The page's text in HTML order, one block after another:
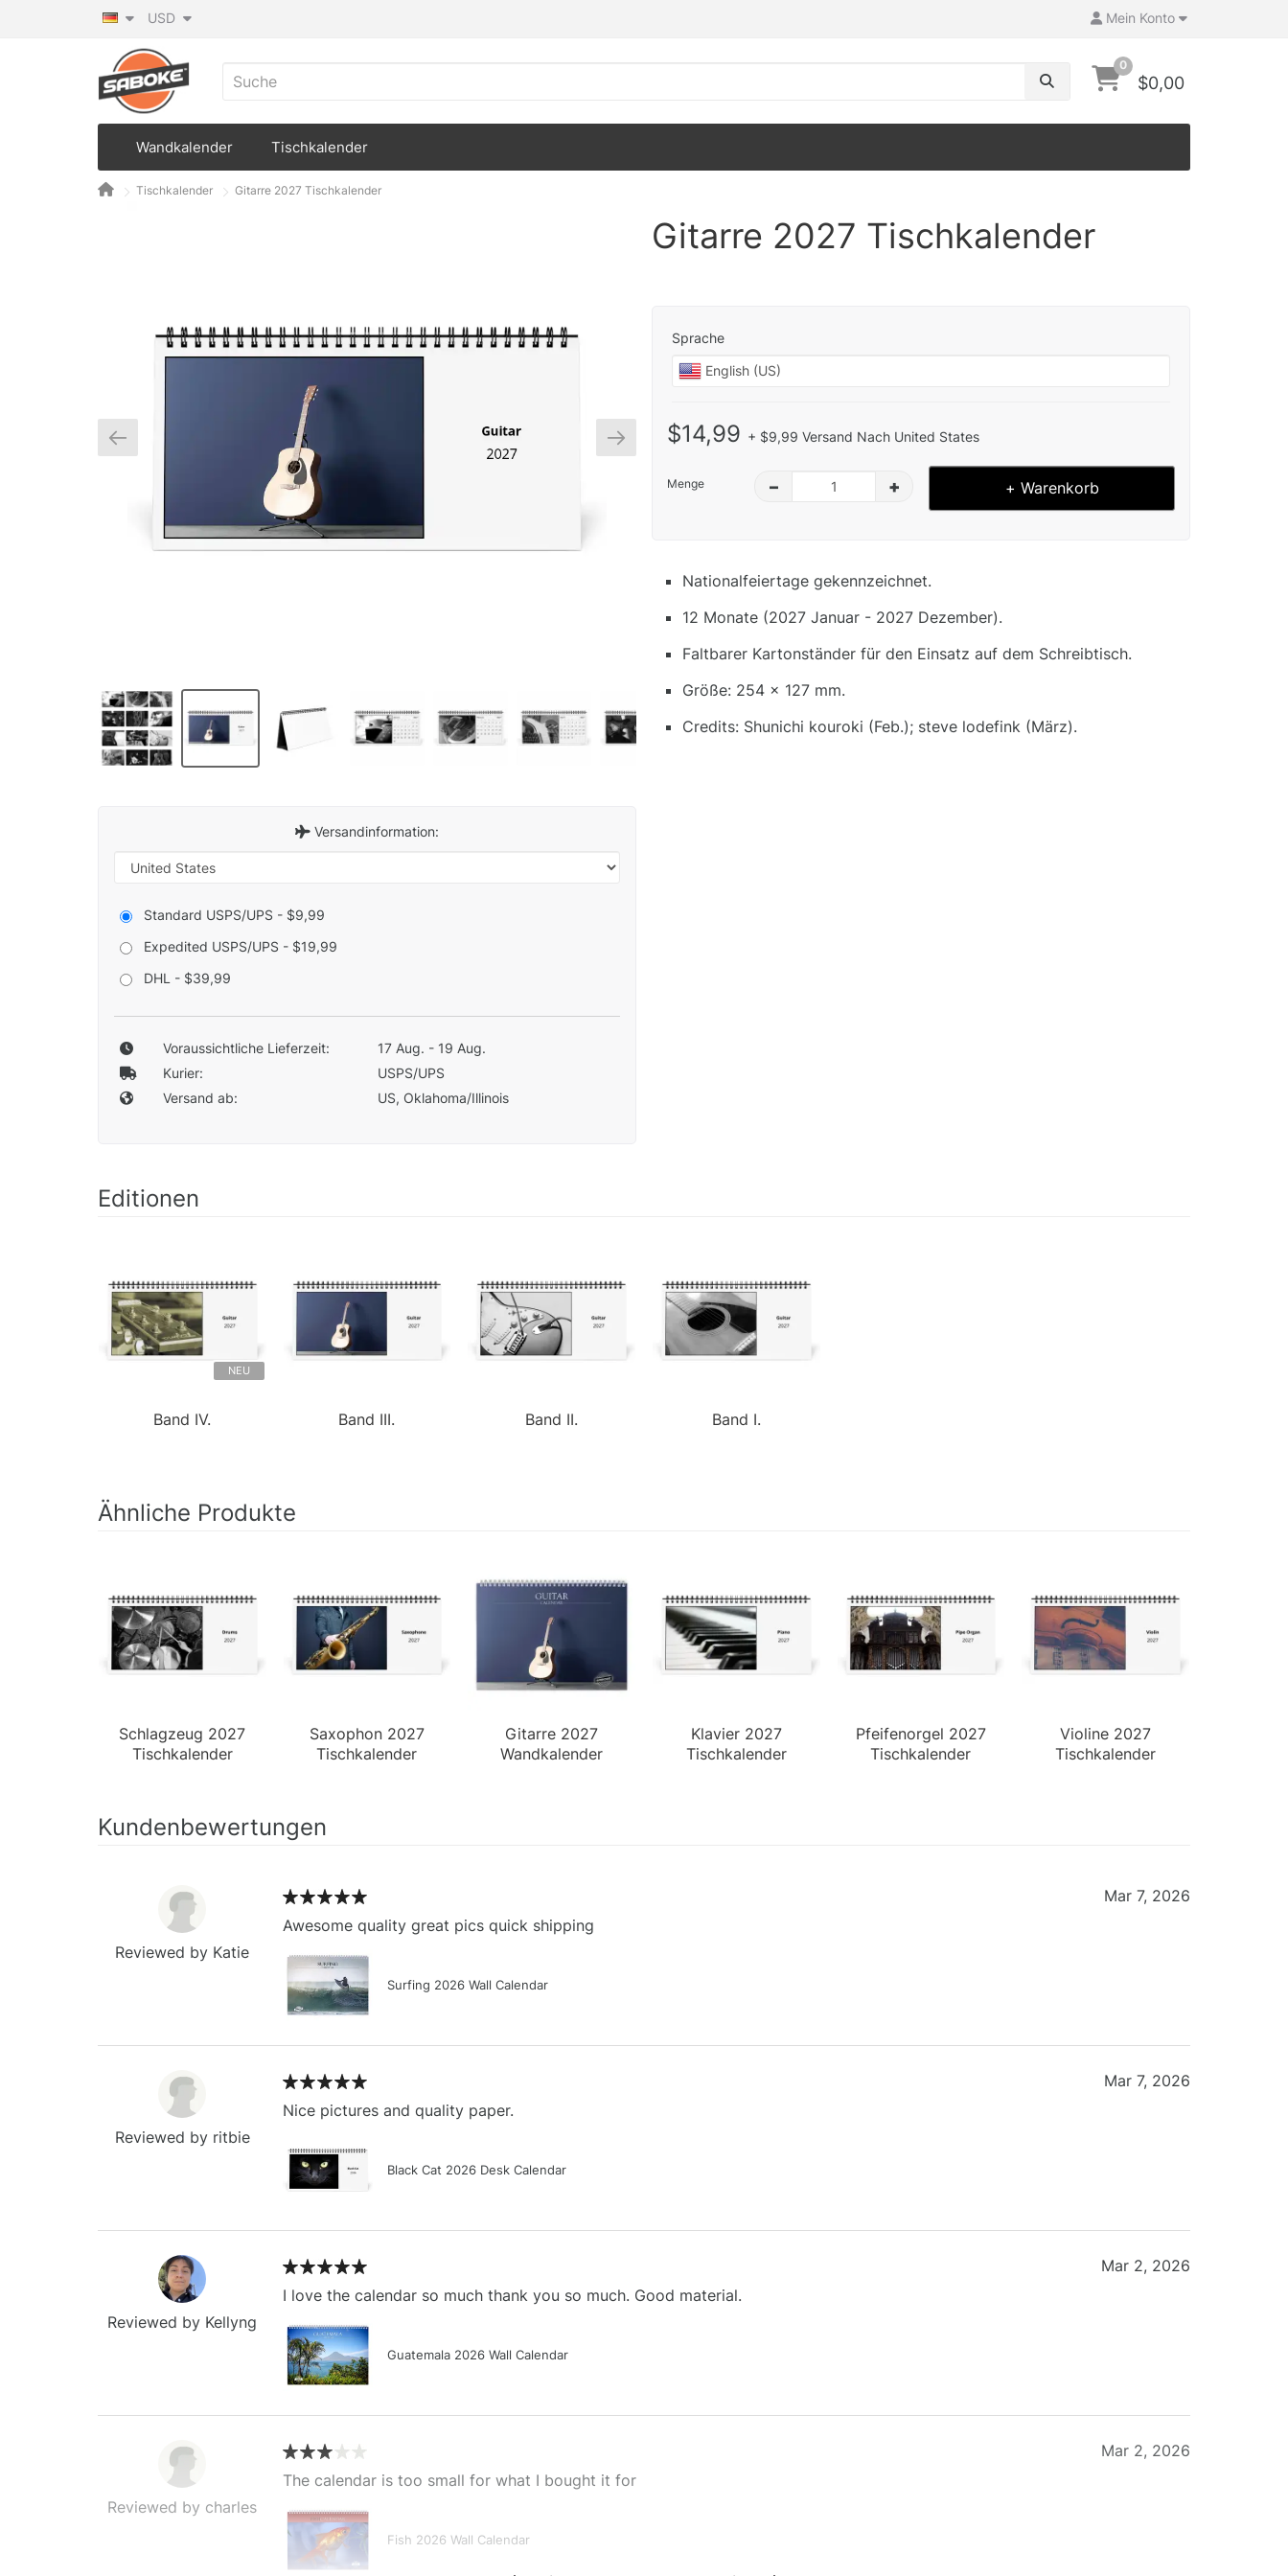
Mein Konto
USD
0
$0,00
Wandkalender Tischkalender
Tischkalender Gitarre 2027 Tischkalender
Versandinformation:
Standard USPS/UPS - $9,99
Expedited USPS/UPS - $19,99
DHL - $39,99
Voraussichtliche Lieferzeit:
17 Aug. - 19 Aug.
Kurier:
USPS/UPS
Versand ab:
US, Oklahoma/Illinois
Gitarre 2027 Tischkalender
Sprache
$14,99 + $9,99 Versand Nach United States
Menge – + + Warenkorb
Nationalfeiertage gekennzeichnet.
12 Monate (2027 Januar - 2027 Dezember).
Faltbarer Kartonständer für den Einsatz auf dem Schreibtisch.
Größe: 254 x 127 mm.
Credits: Shunichi kouroki (Feb.); steve lodefink (März).
Editionen
NEU
Band IV. Band III. Band II. Band I.
Ähnliche Produkte
Schlagzeug 2027
Tischkalender
Saxophon 2027
Tischkalender
Gitarre 2027
Wandkalender
Klavier 2027
Tischkalender
Pfeifenorgel 2027
Tischkalender
Violine 2027
Tischkalender
Kundenbewertungen
Reviewed by Katie
Awesome quality great pics quick shipping
Surfing 2026 Wall Calendar
Mar 7, 2026
Reviewed by ritbie
Nice pictures and quality paper.
Black Cat 2026 Desk Calendar
Mar 7, 2026
Reviewed by Kellyng
I love the calendar so much thank you so much. Good material.
Guatemala 2026 Wall Calendar
Mar 2, 2026
Reviewed by charles
The calendar is too small for what I bought it for
Fish 2026 Wall Calendar
Mar 2, 2026